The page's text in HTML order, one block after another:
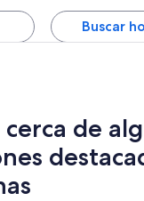
Buscar
de